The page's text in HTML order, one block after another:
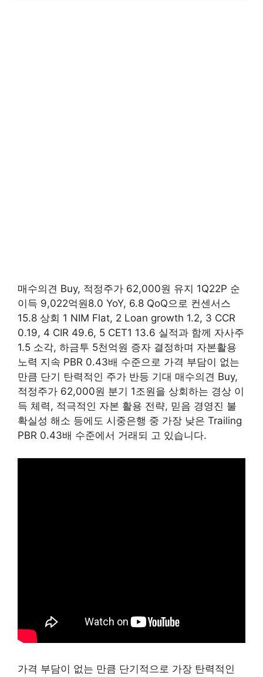
매수의견 Buy, 적정주가 62,000원 유지 1Q22P 순
이득 9,022억원8.0 YoY, 6.8 QoQ으로 컨센서스
15.8 상회 1 NIM Flat, 2 Loan growth 1.2, 3 CCR
0.19, 4 CIR 49.6, 5 CET1 13.6 실적과 함께 자사주
1.5 소각, 하금투 5천억원 증자 결정하며 자본활용
노력 지속 PBR 0.43배 수준으로 가격 부담이 없는
만큼 단기 탄력적인 주가 반등 기대 매수의견 Buy,
적정주가 62,000원 분기 1조원을 상회하는 경상 이
득 체력, 적극적인 자본 활용 전략, 믿음 경영진 불
확실성 해소 등에도 시중은행 중 가장 낮은 Trailing
PBR 0.43배 수준에서 거래되 고 있습니다.
가격 부담이 없는 만큼 단기적으로 가장 탄력적인